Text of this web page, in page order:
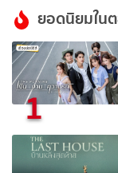
ยอดนิยมใน
1